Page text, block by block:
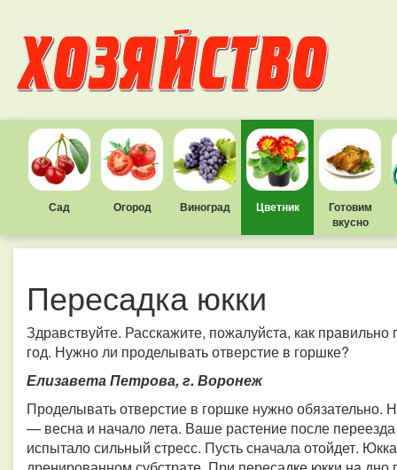
Сад Огород Виноград Цветник
Готовим
вкусно
Пересадка юкки
Здравствуйте. Расскажите, пожалуйста, как
год. Нужно ли проделывать отверстие в горшке?
Елизавета Петрова, г. Воронеж
Проделывать отверстие в горшке нужно
— весна и начало лета. Ваше растение после
испытало сильный стресс. Пусть сначала отойдет.